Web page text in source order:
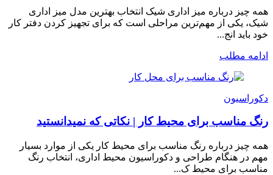
همه چیز درباره میز اداری شیک انتخاب بهترین مدل میز اداری
شیک، یکی از مهم‌ترین مراحلی است که برای تجهیز کردن دفتر کار
خود باید انج...
ادامه مطلب
دکوراسیون
رنگ مناسب برای محیط کار | نکاتی که نمیدانستید
همه چیز درباره رنگ مناسب برای محیط کار یکی از موارد بسیار
مهم در هنگام طراحی و دکوراسیون محیط اداری، انتخاب رنگ
مناسب برای محیط ک...